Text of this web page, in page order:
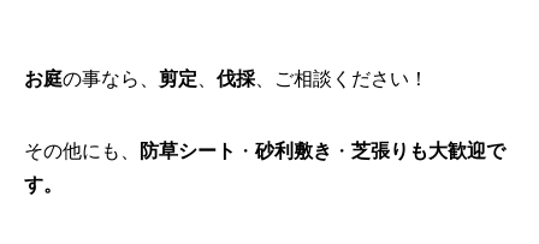
お庭の事なら、 剪定 伐採 、ご相談ください！
その他にも、 防草シート ・ 砂利敷き ・ 芝張り も大歓迎で
す。